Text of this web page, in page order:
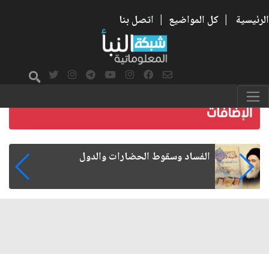
الرئيسية | كل المواضيع | اتصل بنا
رواتب الموظفين على صفيح ساخن